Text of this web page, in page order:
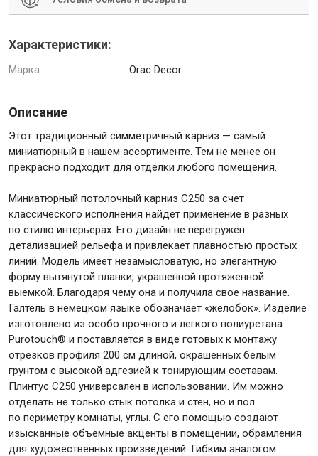
Характеристики:
Марка Orac Decor
Описание
Этот традиционный симметричный карниз — самый
миниатюрный в нашем ассортименте. Тем не менее он
прекрасно подходит для отделки любого помещения.
Миниатюрный потолочный карниз С250 за счет
классического исполнения найдет применение в разных
по стилю интерьерах. Его дизайн не перегружен
детализацией рельефа и привлекает плавностью простых
линий. Модель имеет незамысловатую, но элегантную
форму вытянутой планки, украшенной протяженной
выемкой. Благодаря чему она и получила свое название.
Галтель в немецком языке обозначает «желобок». Изделие
изготовлено из особо прочного и легкого полиуретана
Purotouch® и поставляется в виде готовых к монтажу
отрезков профиля 200 см длиной, окрашенных белым
грунтом с высокой адгезией к тонирующим составам.
Плинтус С250 универсален в использовании. Им можно
отделать не только стык потолка и стен, но и пол
по периметру комнаты, углы. С его помощью создают
изысканные объемные акценты в помещении, обрамления
для художественных произведений. Гибким аналогом
Инструменты
Малярный инструмент
Специализированный инструмент
Инструмент для штукатурно-отделочных работ
Ещё 2
Сантехника
Крепежи
Анкеры
Монтажные ленты
Канаты, шнуры
Всё для дома и сада